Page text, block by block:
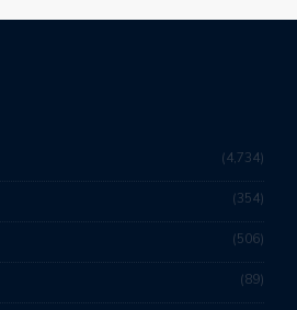
4,734
354
506
89